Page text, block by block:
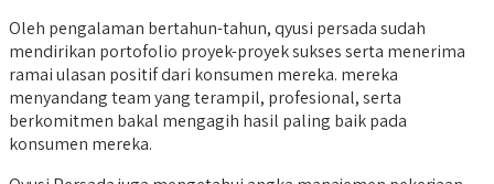
Oleh pengalaman bertahun-tahun, qyusi persada sudah
mendirikan portofolio proyek-proyek sukses serta menerima
ramai ulasan positif dari konsumen mereka. mereka
menyandang team yang terampil, profesional, serta
berkomitmen bakal mengagih hasil paling baik pada
konsumen mereka.